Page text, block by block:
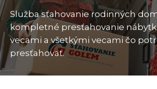
SKLADOVANIE
REFERENCIE
CENNÍK
KONTAKT
Služba sťahovanie rodinných
kompletné presťahovanie
vecami a všetkými vecami čo
presťahovať.